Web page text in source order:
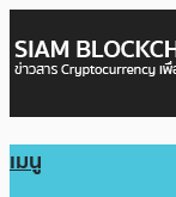
เมนู